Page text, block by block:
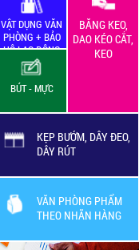
VẬT DỤNG VĂN
PHÒNG + BẢO
HỘ LAO ĐỘNG
BĂNG KEO,
DAO KÉO CẮT,
KEO
BÚT - MỰC
KẸP BƯỚM, DÂY ĐEO,
DÂY RÚT
VĂN PHÒNG PHẨM
THEO NHÃN HÀNG